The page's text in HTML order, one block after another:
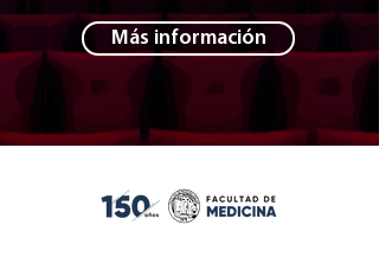
Más información